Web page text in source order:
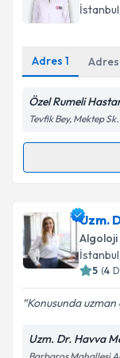
takvim
Kişisel
İstanbul
Adres 1 Adres
Özel Rumeli
Tevfik Bey, Mektep Sk.
Randevu
Dr. Öğr.
talebi
için bir
E-posta
Uzm.
Algoloji
İstanbul
5 (4
Konusunda uzman
Uzm. Dr. Havva